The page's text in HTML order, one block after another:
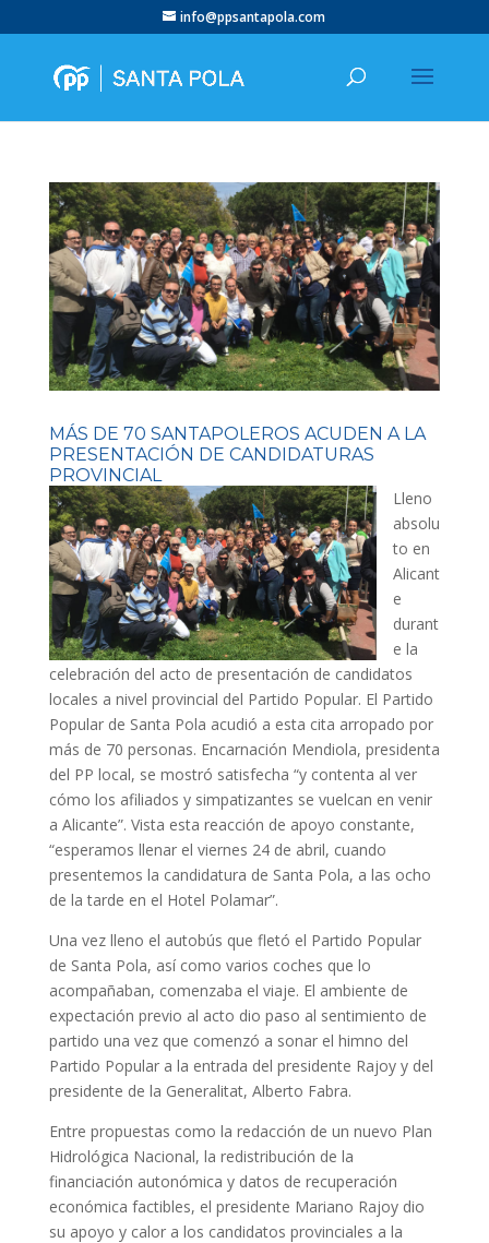
info@ppsantapola.com
MÁS DE 70 SANTAPOLEROS ACUDEN A LA
PRESENTACIÓN DE CANDIDATURAS
PROVINCIAL
Lleno
absolu
to en
Alicant
e
durant
e la
celebración del acto de presentación de candidatos
locales a nivel provincial del Partido Popular. El Partido
Popular de Santa Pola acudió a esta cita arropado por
más de 70 personas. Encarnación Mendiola, presidenta
del PP local, se mostró satisfecha “y contenta al ver
cómo los afiliados y simpatizantes se vuelcan en venir
a Alicante”. Vista esta reacción de apoyo constante,
“esperamos llenar el viernes 24 de abril, cuando
presentemos la candidatura de Santa Pola, a las ocho
de la tarde en el Hotel Polamar”.
Una vez lleno el autobús que fletó el Partido Popular
de Santa Pola, así como varios coches que lo
acompañaban, comenzaba el viaje. El ambiente de
expectación previo al acto dio paso al sentimiento de
partido una vez que comenzó a sonar el himno del
Partido Popular a la entrada del presidente Rajoy y del
presidente de la Generalitat, Alberto Fabra.
Entre propuestas como la redacción de un nuevo Plan
Hidrológica Nacional, la redistribución de la
financiación autonómica y datos de recuperación
económica factibles, el presidente Mariano Rajoy dio
su apoyo y calor a los candidatos provinciales a la